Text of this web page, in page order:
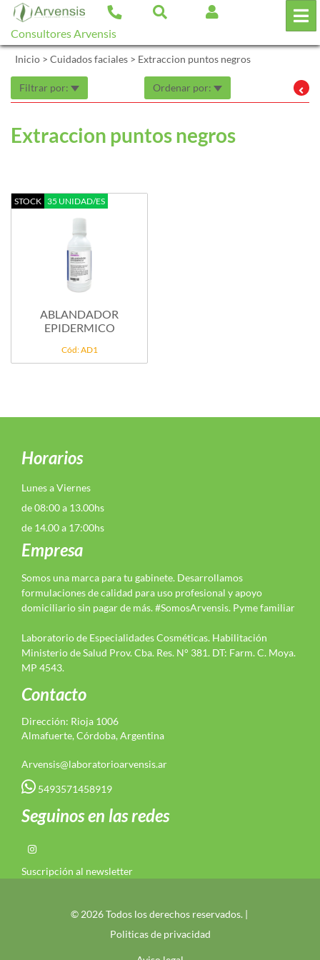
Consultores Arvensis
Inicio > Cuidados faciales > Extraccion puntos negros
Filtrar por: Ordenar por:
Extraccion puntos negros
STOCK 35 UNIDAD/ES
ABLANDADOR
EPIDERMICO
Cód: AD1
Horarios
Lunes a Viernes
de 08:00 a 13.00hs
de 14.00 a 17:00hs
Empresa
Somos una marca para tu gabinete. Desarrollamos
formulaciones de calidad para uso profesional y apoyo
domiciliario sin pagar de más. #SomosArvensis. Pyme familiar
Laboratorio de Especialidades Cosméticas. Habilitación
Ministerio de Salud Prov. Cba. Res. N° 381. DT: Farm. C. Moya.
MP 4543.
Contacto
Dirección: Rioja 1006
Almafuerte, Córdoba, Argentina
Arvensis@laboratorioarvensis.ar
5493571458919
Seguinos en las redes
Suscripción al newsletter
© 2026 Todos los derechos reservados. |
Politicas de privacidad